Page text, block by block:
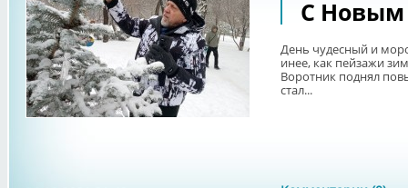
С
День чудесный и
инее, как пейзажи
Воротник поднял
стал...